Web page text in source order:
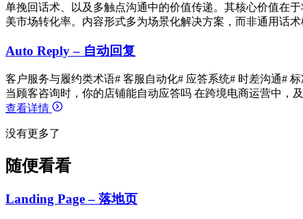
单挽回话术、以及多触点沟通中的价值传递。其核心价值在
美市场转化率。内容形式多为场景化解决方案，而非通用话
Auto Reply – 自动回复
客户服务与履约类术语# 客服自动化# 应答系统# 时差沟通#
当顾客咨询时，你的店铺能自动应答吗 在跨境电商运营中
查看详情
没有更多了
随便看看
Landing Page – 落地页